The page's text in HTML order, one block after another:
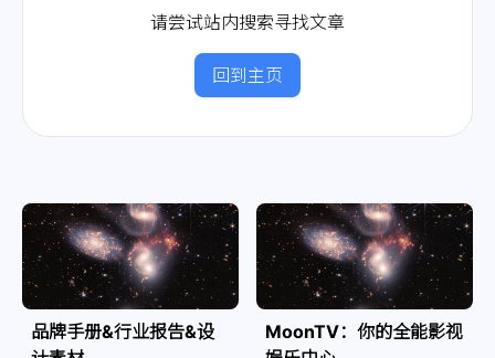
请尝试站内搜索寻找文章
回到主页
品牌手册&行业报告&设
MoonTV：你的全能影视